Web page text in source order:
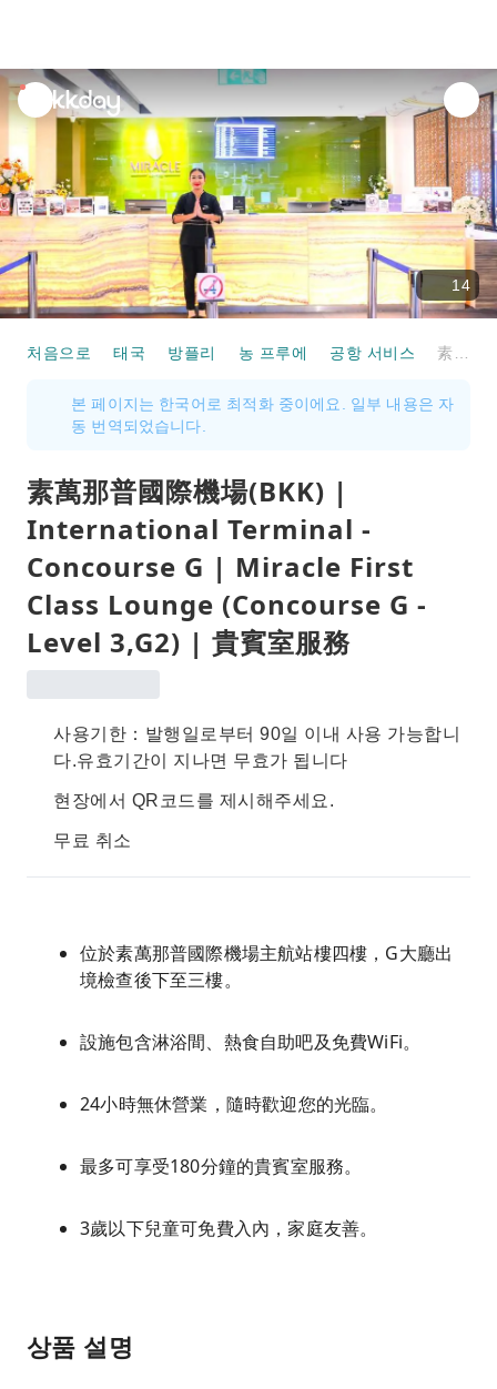
unread
notifications
14
처음으로 태국 방플리 농 프루에 공항 서비스
본 페이지는 한국어로 최적화 중이에요. 일부 내용은 자
동 번역되었습니다.
素萬那普國際機場(BKK) |
International Terminal -
Concourse G | Miracle First
Class Lounge (Concourse G -
Level 3,G2) | 貴賓室服務
사용기한：발행일로부터 90일 이내 사용 가능합니
다.유효기간이 지나면 무효가 됩니다
현장에서 QR코드를 제시해주세요.
무료 취소
位於素萬那普國際機場主航站樓四樓，G大廳出
境檢查後下至三樓。
設施包含淋浴間、熱食自助吧及免費WiFi。
24小時無休營業，隨時歡迎您的光臨。
最多可享受180分鐘的貴賓室服務。
3歲以下兒童可免費入內，家庭友善。
상품 설명